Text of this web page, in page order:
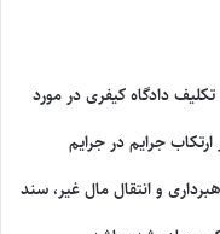
دادگاه کیفری در مورد
جرایم در جرایم
و انتقال مال غیر، سند